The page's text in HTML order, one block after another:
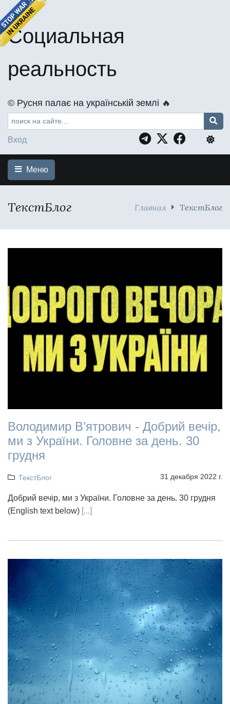
Социальная
реальность
©️ Русня палає на українській землі 🔥
Вход
Меню
ТекстБлог Главная ТекстБлог
Володимир В’ятрович - Добрий вечір,
ми з України. Головне за день. 30
грудня
ТекстБлог 31 декабря 2022 г.
Добрий вечір, ми з України. Головне за день. 30 грудня
(English text below) [...]